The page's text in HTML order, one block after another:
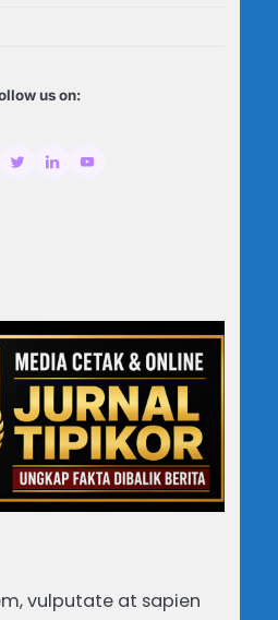
us on:
vulputate at sapien